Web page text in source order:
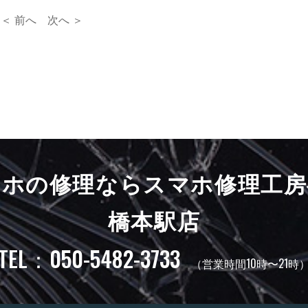
＜ 前へ 次へ ＞
の修理ならスマホ修理工
橋本駅店
：050-5482-3733 （営業時間10時〜21時